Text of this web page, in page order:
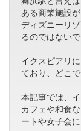
ある商業施設
ディズニーリ
るのではないで
イクスピアリ
ており、どこ
本記事では、
カフェや和食
ートや女子会